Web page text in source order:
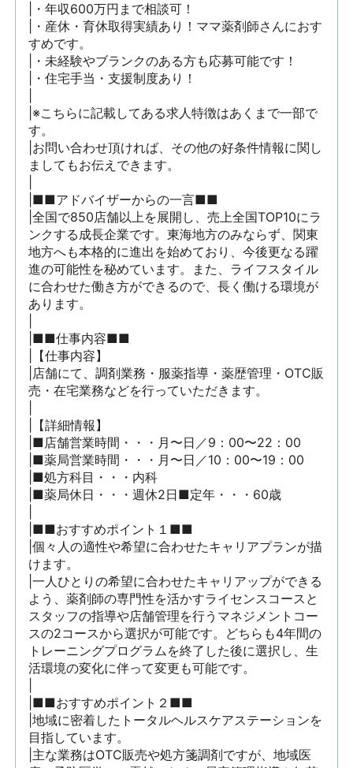
|・年収600万円まで相談可！
|・産休・育休取得実績あり！ママ薬剤師さんにおす
すめです。
|・未経験やブランクのある方も応募可能です！
|・住宅手当・支援制度あり！
|※こちらに記載してある求人特徴はあくまで一部で
す。
|お問い合わせ頂ければ、その他の好条件情報に関し
ましてもお伝えできます。
|■■アドバイザーからの一言■■
|全国で850店舗以上を展開し、売上全国TOP10にラ
ンクする成長企業です。東海地方のみならず、関東
地方へも本格的に進出を始めており、今後更なる躍
進の可能性を秘めています。また、ライフスタイル
に合わせた働き方ができるので、長く働ける環境が
あります。
|■■仕事内容■■
|【仕事内容】
|店舗にて、調剤業務・服薬指導・薬歴管理・OTC販
売・在宅業務などを行っていただきます。
|【詳細情報】
|■店舗営業時間・・・月〜日／9：00〜22：00
|■薬局営業時間・・・月〜日／10：00〜19：00
|■処方科目・・・内科
|■薬局休日・・・週休2日■定年・・・60歳
|■■おすすめポイント１■■
|個々人の適性や希望に合わせたキャリアプランが描
けます。
|一人ひとりの希望に合わせたキャリアップができる
よう、薬剤師の専門性を活かすライセンスコースと
スタッフの指導や店舗管理を行うマネジメントコー
スの2コースから選択が可能です。どちらも4年間の
トレーニングプログラムを終了した後に選択し、生
活環境の変化に伴って変更も可能です。
|■■おすすめポイント２■■
|地域に密着したトータルヘルスケアステーションを
目指しています。
|主な業務はOTC販売や処方箋調剤ですが、地域医